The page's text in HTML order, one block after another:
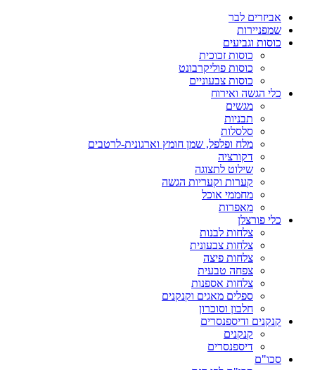
אביזרים לבר
שמפניירות
כוסות וגביעים
כוסות זכוכית
כוסות פוליקרבונט
כוסות צבעוניים
כלי הגשה ואירוח
מגשים
תבניות
סלסלות
מלח ופלפל, שמן חומץ וארגונית-לרטבים
דקורציה
שילוט לתצוגה
קערות וקעריות הגשה
מחממי אוכל
מאפרות
כלי פורצלן
צלחות לבנות
צלחות צבעונית
צלחות פיצה
צפחה טבעית
צלחות אספנות
ספלים מאגים וקנקנים
חלבון וסוכרון
קנקנים ודיספנסרים
קנקנים
דיספנסרים
סכו"ם